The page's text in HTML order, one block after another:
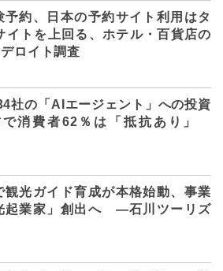
約、日本の予約サイト利用はタ
イトを上回る、ホテル・百貨店の
ロイト調査
社の「AIエージェント」への投資
で消費者62％は「抵抗あり」
観光ガイド育成が本格始動、事業
起業家」創出へ ―石川ツーリズ